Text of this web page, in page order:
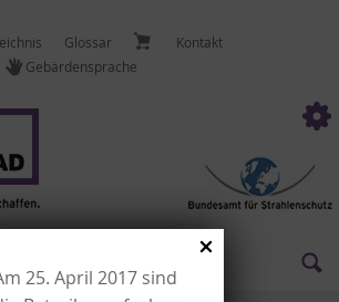
Glossar
Kon­takt
Ge­bär­den­spra­che
25. April 2017 sind